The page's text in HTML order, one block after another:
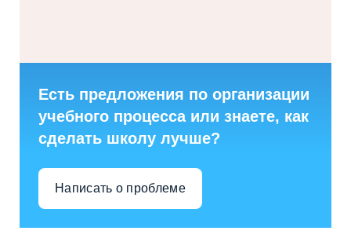
Есть предложения по организации
учебного процесса или знаете, как
сделать школу лучше?
Написать о проблеме